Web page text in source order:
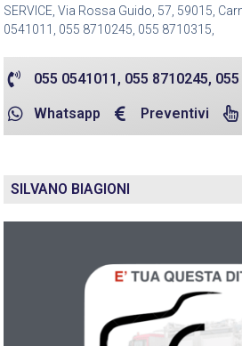
SERVICE, Via Rossa Guido, 57, 59015,
0541011, 055 8710245, 055 8710315,
055 0541011, 055 8710245,
Whatsapp Preventivi
SILVANO BIAGIONI